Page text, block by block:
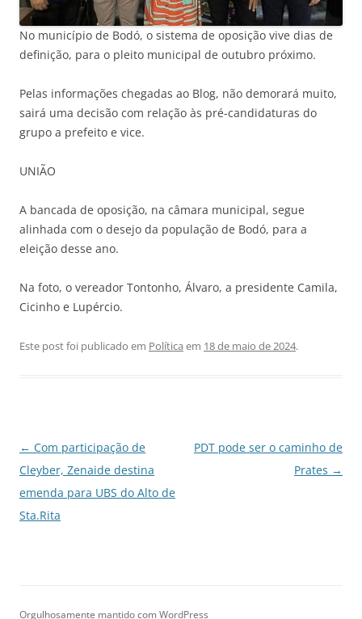
No município de Bodó, o sistema de oposição vive dias de
definição, para o pleito municipal de outubro próximo.
Pelas informações chegadas ao Blog, não demorará muito,
sairá uma decisão com relação às pré-candidaturas do
grupo a prefeito e vice.
UNIÃO
A bancada de oposição, na câmara municipal, segue
alinhada com o desejo da população de Bodó, para a
eleição desse ano.
Na foto, o vereador Tontonho, Álvaro, a presidente Camila,
Cicinho e Lupércio.
Este post foi publicado em Política em 18 de maio de 2024.
Navegação
de
posts
← Com participação de
Cleyber, Zenaide destina
emenda para UBS do Alto de
Sta.Rita
PDT pode ser o caminho de
Prates →
Orgulhosamente mantido com WordPress